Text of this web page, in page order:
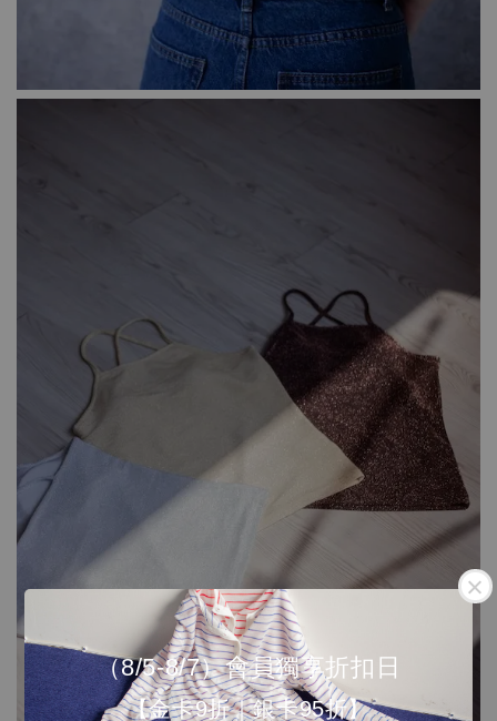
（8/5-8/7）會員獨享折扣日
【金卡9折｜銀卡95折】